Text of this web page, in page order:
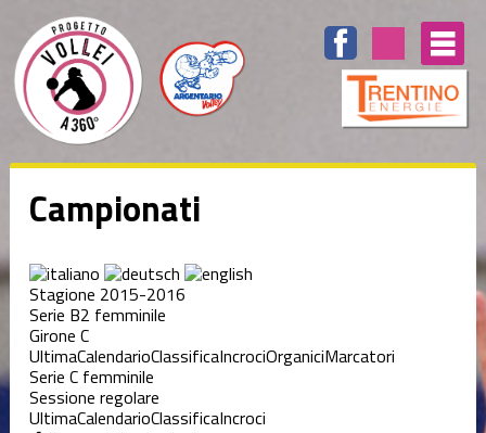
Campionati
Stagione 2015-2016
Serie B2 femminile
Girone C
UltimaCalendarioClassificaIncrociOrganiciMarcatori
Serie C femminile
Sessione regolare
UltimaCalendarioClassificaIncroci